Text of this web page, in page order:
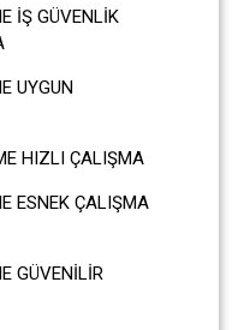
İŞ GÜVENLİK
UYGUN
HIZLI ÇALIŞMA
ESNEK ÇALIŞMA
GÜVENİLİR